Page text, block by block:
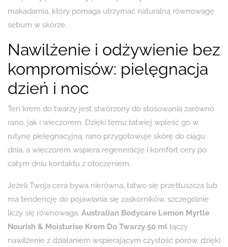
makadamia, który pomaga utrzymać naturalną równowagę
sebum w skórze.
Nawilżenie i odżywienie bez
kompromisów: pielęgnacja
dzień i noc
Ten krem do twarzy jest stworzony do stosowania zarówno
rano, jak i wieczorem. Dzięki temu łatwiej wpleść go w
rutynę pielęgnacyjną: rano przygotowuje skórę do ciągu
dnia, a wieczorem wspiera regenerację i komfort cery po
całym dniu kontaktu z otoczeniem.
Jeżeli Twoja cera bywa nierówna, łatwo się przetłuszcza lub
ma tendencję do pojawiania się zaskórników, szczególnie
liczy się równowaga. Australian Bodycare Lemon Myrtle
Nourish & Moisturise Krem Do Twarzy 50 ml łączy
nawilżenie z działaniem wspierającym czystość porów, dzięki